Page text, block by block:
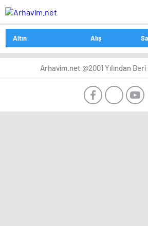
Altın Alış
Arhavim.net @2001 Yılından